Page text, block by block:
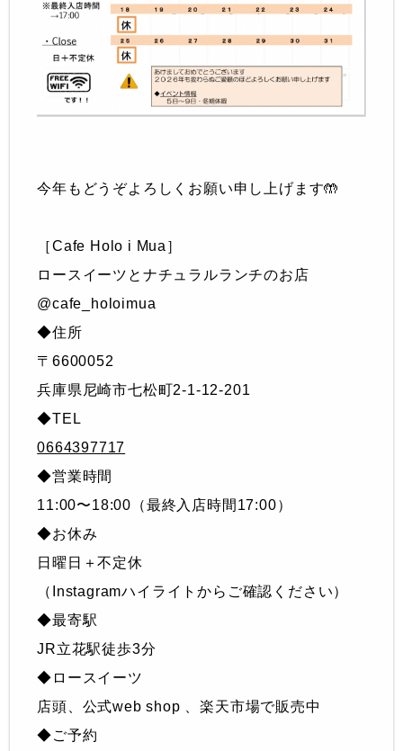
今年もどうぞよろしくお願い申し上げます🤲
［Cafe Holo i Mua］
ロースイーツとナチュラルランチのお店
@cafe_holoimua
◆住所
〒6600052
兵庫県尼崎市七松町2-1-12-201
◆TEL
0664397717
◆営業時間
11:00〜18:00（最終入店時間17:00）
◆お休み
日曜日＋不定休
（Instagramハイライトからご確認ください）
◆最寄駅
JR立花駅徒歩3分
◆ロースイーツ
店頭、公式web shop 、楽天市場で販売中
◆ご予約